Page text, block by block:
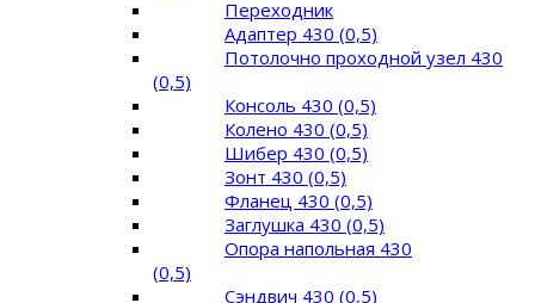
Переходник
Адаптер 430 (0,5)
Потолочно проходной узел 430
(0,5)
Консоль 430 (0,5)
Колено 430 (0,5)
Шибер 430 (0,5)
Зонт 430 (0,5)
Фланец 430 (0,5)
Заглушка 430 (0,5)
Опора напольная 430
(0,5)
Сэндвич 430 (0,5)